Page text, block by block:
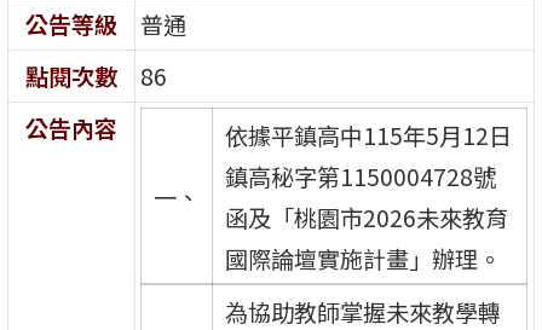
公告等級
普通
點閱次數
86
公告內容
一、
依據平鎮高中115年5月12日
鎮高秘字第1150004728號
函及「桃園市2026未來教育
國際論壇實施計畫」辦理。
為協助教師掌握未來教學轉